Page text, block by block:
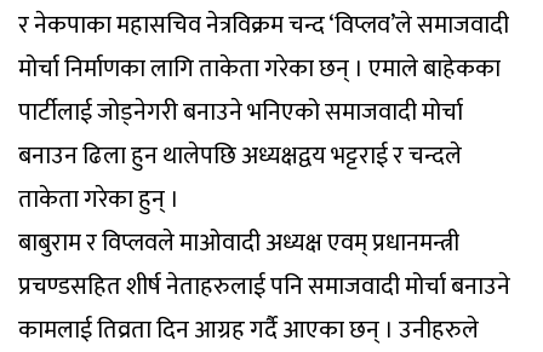
र नेकपाका महासचिव नेत्रविक्रम चन्द ‘विप्लव’ले समाजवादी
मोर्चा निर्माणका लागि ताकेता गरेका छन् । एमाले बाहेकका
पार्टीलाई जोड्नेगरी बनाउने भनिएको समाजवादी मोर्चा
बनाउन ढिला हुन थालेपछि अध्यक्षद्वय भट्टराई र चन्दले
ताकेता गरेका हुन् ।
बाबुराम र विप्लवले माओवादी अध्यक्ष एवम् प्रधानमन्त्री
प्रचण्डसहित शीर्ष नेताहरुलाई पनि समाजवादी मोर्चा बनाउने
कामलाई तिव्रता दिन आग्रह गर्दै आएका छन् । उनीहरुले